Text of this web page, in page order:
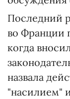
Последний
во Франции
когда
назвала
"насилием"